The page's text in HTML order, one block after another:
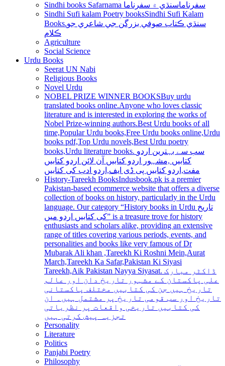
Sindhi books Safarnama سفرناماسنڌي ۾ سفرناما
Sindhi Sufi kalam Poetry booksSindhi Sufi Kalam
Books.سنڌي ڪتاب صوفي بزرگن جي شاعري جو
ڪلام
Agriculture
Social Science
Urdu Books
Seerat UN Nabi
Religious Books
Novel Urdu
NOBEL PRIZE WINNER BOOKSBuy urdu
translated books online.Anyone who loves classic
literature and is interested in exploring the works of
Nobel Prize-winning authors.Best Urdu books of all
time,Popular Urdu books,Free Urdu books online,Urdu
books pdf,Top Urdu novels,Best Urdu poetry
books,Urdu literature books. سب سے بہترین اردو
کتابیں ,مشہور اردو کتابیں آن لائن اردو کتابیں
مفت,اردو کتابیں پی ڈی ایف,اردو ادب کی کتابیں
History-Tareekh BooksIndusbook.pk is a premier
Pakistan-based ecommerce website that offers a diverse
collection of books on history, particularly in the Urdu
language. Our category “History books in Urdu تاریخ
کی کتابیں اردو میں” is a treasure trove for history
enthusiasts and scholars alike, providing an extensive
range of titles covering various periods, events, and
personalities and books like very famous of Dr
Mubarak Ali khan ,Tareekh Ki Roshni Mein,Aurat
March,Tareekh Ka Safar,Pakistan Ki Siyasi
Tareekh,Aik Pakistan Nayya Siyasat. ڈاکٹر مبارک
علی پاکستان کے مشہور تاریخ دان اور عالم
تاریخ ہیں جن کی کتابیں مختلف پاکستانی
تاریخ اور سب قومی تاریخ پر مشتمل ہیں۔ ان
کی کتابیں تاریخی واقعات پر نظریاتی
تجزیہ پیش کرتی ہیں
Personality
Literature
Politics
Panjabi Poetry
Philosophy